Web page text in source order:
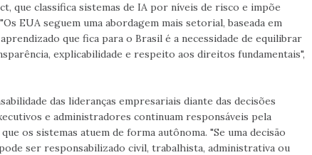
que classifica sistemas de IA por níveis de risco e impõe
EUA seguem uma abordagem mais setorial, baseada em
que fica para o Brasil é a necessidade de equilibrar
explicabilidade e respeito aos direitos fundamentais",
das lideranças empresariais diante das decisões
e administradores continuam responsáveis pela
os sistemas atuem de forma autônoma. "Se uma decisão
ser responsabilizado civil, trabalhista, administrativa ou